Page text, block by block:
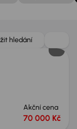
hledání
Akční cena
70 000 Kč